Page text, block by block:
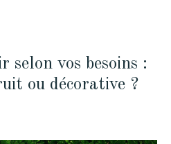
selon vos besoins :
ou décorative ?